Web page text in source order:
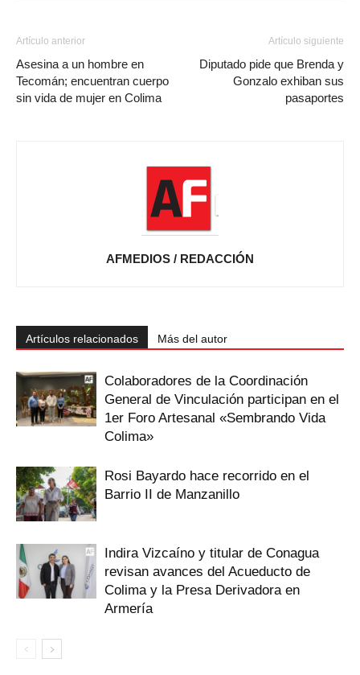
Artículo anterior
Asesina a un hombre en
Tecomán; encuentran cuerpo
sin vida de mujer en Colima
Artículo siguiente
Diputado pide que Brenda y
Gonzalo exhiban sus
pasaportes
AFMEDIOS / REDACCIÓN
Artículos relacionados Más del autor
Colaboradores de la Coordinación
General de Vinculación participan en el
1er Foro Artesanal «Sembrando Vida
Colima»
Rosi Bayardo hace recorrido en el
Barrio II de Manzanillo
Indira Vizcaíno y titular de Conagua
revisan avances del Acueducto de
Colima y la Presa Derivadora en
Armería